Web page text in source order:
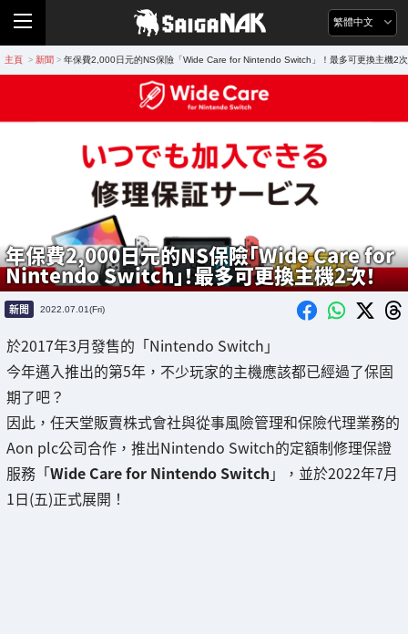
繁體中文
主頁 > 新聞 > 年保費2,000日元的NS保險「Wide Care for Nintendo Switch」！最多可更換主機2
年保費2,000日元的NS保險「Wide Care for
Nintendo Switch」！最多可更換主機2次！
新聞 2022.07.01(Fri)
於2017年3月發售的「Nintendo Switch」
今年邁入推出的第5年，不少玩家的主機應該都已經過了保固
期了吧？
因此，任天堂販賣株式會社與從事風險管理和保險代理業務的
Aon plc公司合作，推出Nintendo Switch的定額制修理保證
服務「Wide Care for Nintendo Switch 」，並於2022年7月
1日(五)正式展開！